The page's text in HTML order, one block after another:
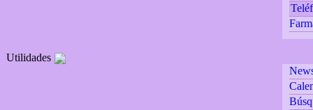
Utilidades